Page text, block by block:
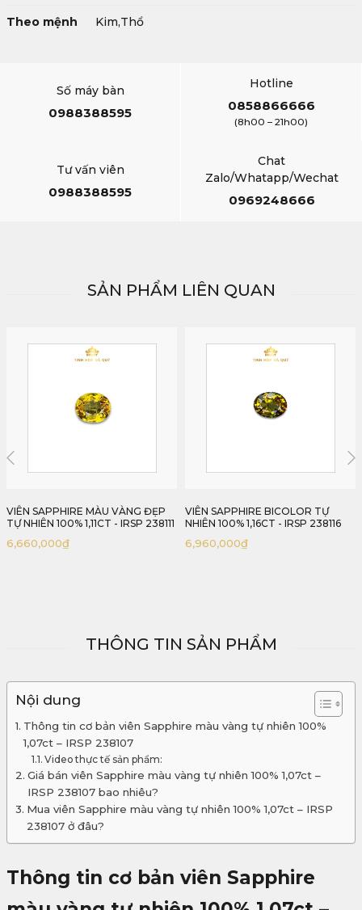
Theo mệnh Kim,Thổ
Số máy bàn
0988388595
Hotline
0858866666
(8h00 – 21h00)
Tư vấn viên
0988388595
Chat
Zalo/Whatapp/Wechat
0969248666
SẢN PHẨM LIÊN QUAN
VIÊN SAPPHIRE BICOLOR TỰ
NHIÊN 100% 1,16CT - IRSP 238116
6,960,000₫
VIÊN SAPPHIRE MÀU VÀNG TỰ
NHIÊN NGUYÊN BẢN 1,01CT - IRSP6
THÔNG TIN SẢN PHẨM
Nội dung
Thông tin cơ bản viên Sapphire màu vàng tự nhiên 100%
1,07ct – IRSP 238107
Video thực tế sản phẩm:
Giá bán viên Sapphire màu vàng tự nhiên 100% 1,07ct –
IRSP 238107 bao nhiêu?
Mua viên Sapphire màu vàng tự nhiên 100% 1,07ct – IRSP
238107 ở đâu?
Thông tin cơ bản viên Sapphire